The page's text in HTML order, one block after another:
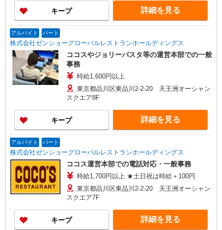
キープ 詳細を見る
アルバイト パート
株式会社ゼンショーグローバルレストランホールディングス
ココスやジョリーパスタ等の運営本部での一般
事務
時給1,600円以上
東京都品川区東品川2-2-20 天王洲オーシャン
スクエア8F
キープ 詳細を見る
アルバイト パート
株式会社ゼンショーグローバルレストランホールディングス
ココス運営本部での電話対応・一般事務
時給1,700円以上 ★土日祝は時給＋100円
東京都品川区東品川2-2-20 天王洲オーシャン
スクエア7F
キープ 詳細を見る